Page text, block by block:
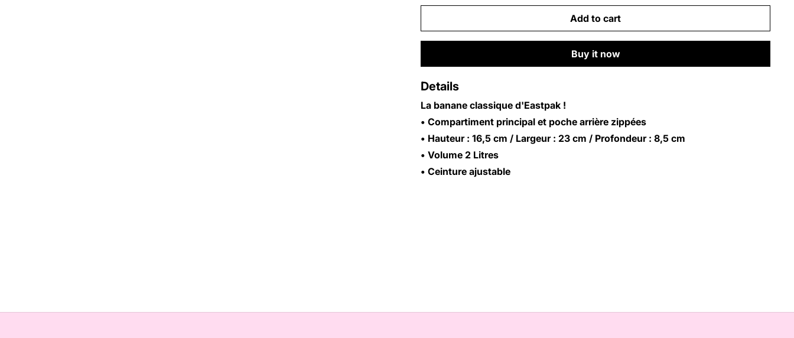
Add to cart
Buy it now
Details
La banane classique d'Eastpak !
• Compartiment principal et poche arrière zippées
• Hauteur : 16,5 cm / Largeur : 23 cm / Profondeur : 8,5 cm
• Volume 2 Litres
• Ceinture ajustable